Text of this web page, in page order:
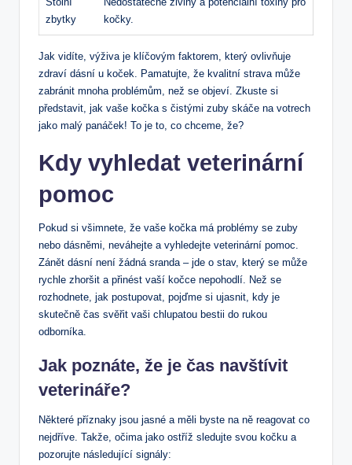
zbytky
kočky.
Jak vidíte, výživa je klíčovým faktorem, který ovlivňuje
zdraví dásní u koček. Pamatujte, že kvalitní strava může
zabránit mnoha problémům, než se objeví. Zkuste si
představit, jak vaše kočka s čistými zuby skáče na votrech
jako malý panáček! To je to, co chceme, že?
Kdy vyhledat veterinární
pomoc
Pokud si všimnete, že vaše kočka má problémy se zuby
nebo dásněmi, neváhejte a vyhledejte veterinární pomoc.
Zánět dásní není žádná sranda – jde o stav, který se může
rychle zhoršit a přinést vaší kočce nepohodlí. Než se
rozhodnete, jak postupovat, pojďme si ujasnit, kdy je
skutečně čas svěřit vaši chlupatou bestii do rukou
odborníka.
Jak poznáte, že je čas navštívit
veterináře?
Některé příznaky jsou jasné a měli byste na ně reagovat co
nejdříve. Takže, očima jako ostříž sledujte svou kočku a
pozorujte následující signály: